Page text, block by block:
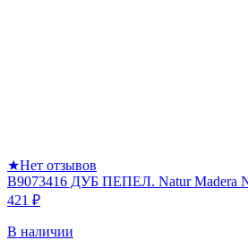
★Нет отзывов
В9073416 ДУБ ПЕПЕЛ. Natur Madera
421 ₽
В наличии